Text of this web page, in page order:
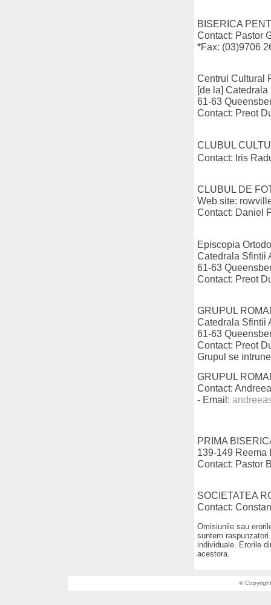
BISERICA
Contact: Pastor
*Fax: (03)9706
Centrul Cultural
[de la]
61-63
Contact: Preot
CLUBUL
Contact: Iris
CLUBUL DE
Web site:
Contact: Daniel
Episcopia
Catedrala Sfintii
61-63
Contact: Preot
GRUPUL
Catedrala Sfintii
61-63
Contact: Preot
Grupul se
GRUPUL
Contact:
- Email:
PRIMA
139-149 Reema
Contact: Pastor
SOCIETATEA
Contact:
Omisiunile sau
suntem
individuale. Erorile
acestora.
©